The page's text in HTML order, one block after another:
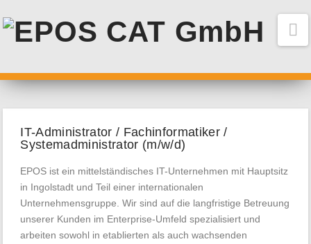
IT-Administrator / Fachinformatiker /
Systemadministrator (m/w/d)
EPOS ist ein mittelständisches IT-Unternehmen mit Hauptsitz
in Ingolstadt und Teil einer internationalen
Unternehmensgruppe. Wir sind auf die langfristige Betreuung
unserer Kunden im Enterprise-Umfeld spezialisiert und
arbeiten sowohl in etablierten als auch wachsenden